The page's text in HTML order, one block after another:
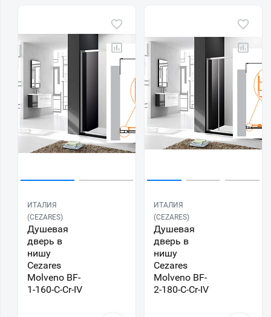
ИТАЛИЯ
(CEZARES)
Душевая
дверь в
нишу
Cezares
Molveno BF-
1-160-C-Cr-IV
ИТАЛИЯ
(CEZARES)
Душевая
дверь в
нишу
Cezares
Molveno BF-
2-180-C-Cr-IV